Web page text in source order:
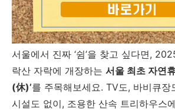
서울에서 진짜 ‘쉼’을 찾고 싶다면,
락산 자락에 개장하는 서울 최초 자연
(休)’를 주목해보세요. TV도, 바비큐장
시설도 없이, 조용한 산속 트리하우스